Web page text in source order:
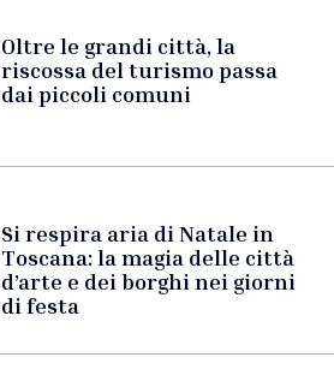
Oltre le grandi città, la
riscossa del turismo passa
dai piccoli comuni
Si respira aria di Natale in
Toscana: la magia delle città
d’arte e dei borghi nei giorni
di festa